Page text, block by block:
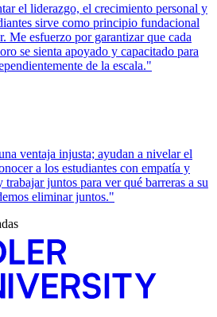
el liderazgo, el crecimiento personal y
sirve como principio fundacional
Me esfuerzo por garantizar que cada
se sienta apoyado y capacitado para
de la escala."
ventaja injusta; ayudan a nivelar el
a los estudiantes con empatía y
juntos para ver qué barreras a su
eliminar juntos."